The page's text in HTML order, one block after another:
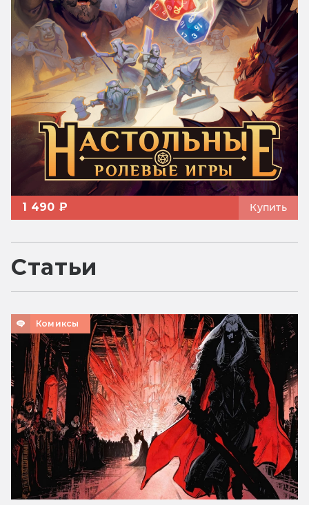
1 490 ₽ Купить
Статьи
Комиксы